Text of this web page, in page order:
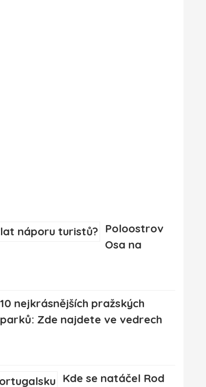
Poloostrov
Osa na
10 nejkrásnějších pražských
parků: Zde najdete ve vedrech
Kde se natáčel Rod